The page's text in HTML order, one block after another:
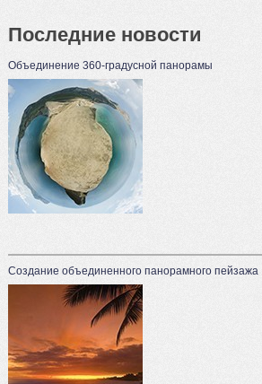
Последние новости
Объединение 360-градусной панорамы
Создание объединенного панорамного пейзажа